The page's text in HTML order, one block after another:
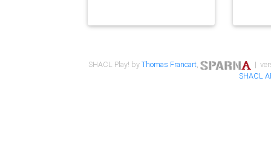
SHACL Play! byThomas Francart,
|
SHACL